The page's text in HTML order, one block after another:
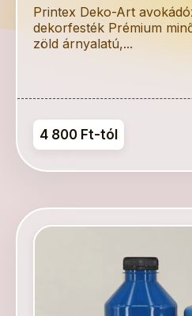
Printex Deko-Art
dekorfesték Prémium
zöld árnyalatú,...
4 800 Ft-tól